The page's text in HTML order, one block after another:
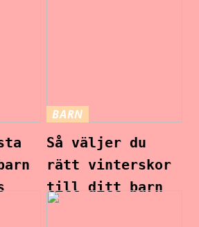
BARN
Så väljer du
rätt vinterskor
till ditt barn